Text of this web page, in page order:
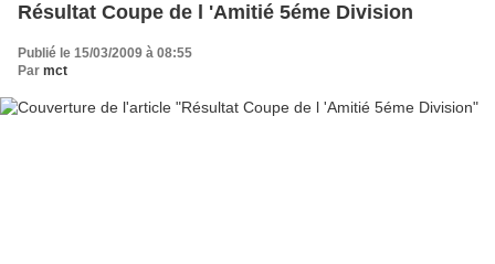
Résultat Coupe de l 'Amitié 5éme Division
Publié le 15/03/2009 à 08:55
Par mct